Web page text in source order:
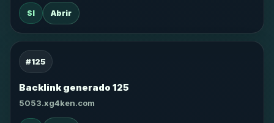
SI Abrir
#125
Backlink generado 125
5053.xg4ken.com